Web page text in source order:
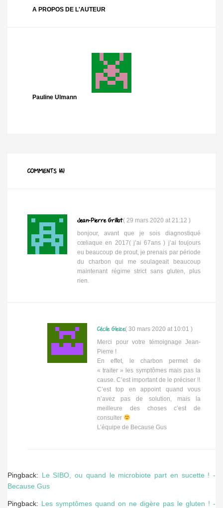
A PROPOS DE L'AUTEUR
Pauline Ulmann
COMMENTS (4)
Jean-Pierre Grillot( 29 mars 2020 at 21:12 )
bonjour, avant que je sois diagnostiqué
cœliaque en 2017( j’ai 67ans ) j’ai toujours
eu beaucoup de prout, je prenais par période
du charbon qui me soulageait beaucoup
maintenant régime strict sans gluten, plus
rien.
Cécile Gleize( 30 mars 2020 at 10:01 )
Merci pour votre témoignage Jean-
Pierre !
En effet, le charbon permet de
« traiter » les symptômes mais pas la
cause. C’est important de le préciser !!
C’est top en appoint quand vous
n’avez pas de solution, mais la
meilleure des choses c’est de
consulter
L’équipe de Because Gus
Pingback: Le SIBO, ou quand le microbiote part en sucette ! -
Because Gus
Pingback: Les symptômes quand on ne digère pas le gluten ! -